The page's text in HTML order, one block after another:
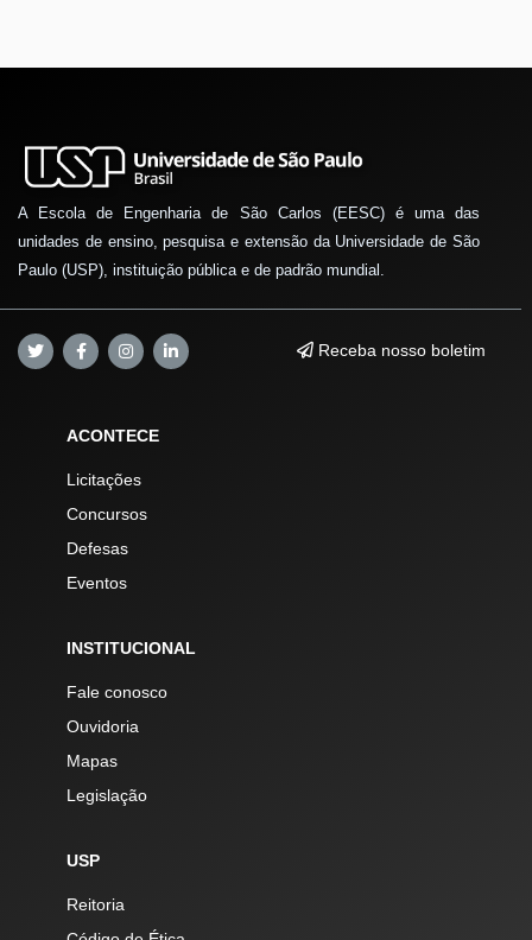
A Escola de Engenharia de São Carlos (EESC) é uma das
unidades de ensino, pesquisa e extensão da Universidade de São
Paulo (USP), instituição pública e de padrão mundial.
Receba nosso boletim
ACONTECE
Licitações
Concursos
Defesas
Eventos
INSTITUCIONAL
Fale conosco
Ouvidoria
Mapas
Legislação
USP
Reitoria